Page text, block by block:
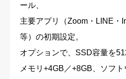
ール、
主要アプリ（Zoom・LINE・
等）の初期設定。
オプションで、SSD容量を
メモリ+4GB／+8GB、ソフ